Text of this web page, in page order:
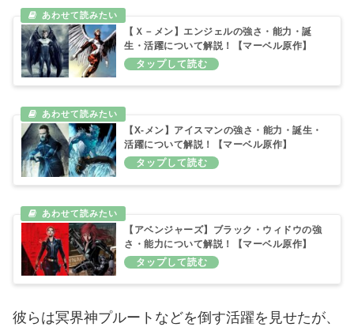
【Ｘ－メン】エンジェルの強さ・能力・誕
生・活躍について解説！【マーベル原作】
【X-メン】アイスマンの強さ・能力・誕生・
活躍について解説！【マーベル原作】
【アベンジャーズ】ブラック・ウィドウの強
さ・能力について解説！【マーベル原作】
彼らは冥界神プルートなどを倒す活躍を見せたが、